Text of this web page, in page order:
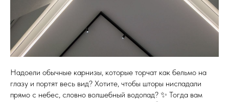
Надоели обычные карнизы, которые торчат как бельмо на
глазу и портят весь вид? Хотите, чтобы шторы ниспадали
прямо с небес, словно волшебный водопад? ✨ Тогда вам